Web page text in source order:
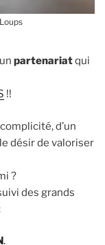
partenariatqui
!!
d’un
désir de valoriser
?
des grands
.